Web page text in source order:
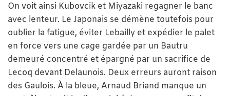
On voit ainsi Kubovcik et Miyazaki regagner le banc
avec lenteur. Le Japonais se démène toutefois pour
oublier la fatigue, éviter Lebailly et expédier le palet
en force vers une cage gardée par un Bautru
demeuré concentré et épargné par un sacrifice de
Lecoq devant Delaunois. Deux erreurs auront raison
des Gaulois. À la bleue, Arnaud Briand manque un